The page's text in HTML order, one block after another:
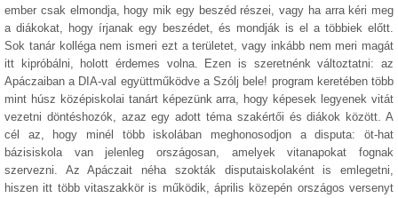
ember csak elmondja, hogy mik egy beszéd részei, vagy ha arra kéri meg
a diákokat, hogy írjanak egy beszédet, és mondják is el a többiek előtt.
Sok tanár kolléga nem ismeri ezt a területet, vagy inkább nem meri magát
itt kipróbálni, holott érdemes volna. Ezen is szeretnénk változtatni: az
Apáczaiban a DIA-val együttműködve a Szólj bele! program keretében több
mint húsz középiskolai tanárt képezünk arra, hogy képesek legyenek vitát
vezetni döntéshozók, azaz egy adott téma szakértői és diákok között. A
cél az, hogy minél több iskolában meghonosodjon a disputa: öt-hat
bázisiskola van jelenleg országosan, amelyek vitanapokat fognak
szervezni. Az Apáczait néha szokták disputaiskolaként is emlegetni,
hiszen itt több vitaszakkör is működik, április közepén országos versenyt